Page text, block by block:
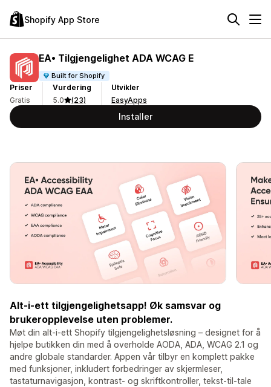
Shopify App Store
EA• Tilgjengelighet ADA WCAG E
Built for Shopify
Priser
Gratis
Vurdering
5.0
(23)
Utvikler
EasyApps
Installer
Alt-i-ett tilgjengelighetsapp! Øk samsvar og
brukeropplevelse uten problemer.
Møt din alt-i-ett Shopify tilgjengelighetsløsning – designet for å
hjelpe butikken din med å overholde AODA, ADA, WCAG 2.1 og
andre globale standarder. Appen vår tilbyr en komplett pakke
med funksjoner, inkludert forbedringer av skjermleser,
tastaturnavigasjon, kontrast- og skriftkontroller, tekst-til-tale